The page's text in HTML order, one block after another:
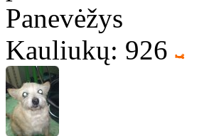
Panevėžys
Kauliukų: 926